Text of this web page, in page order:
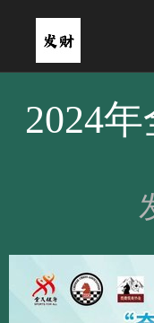
2024